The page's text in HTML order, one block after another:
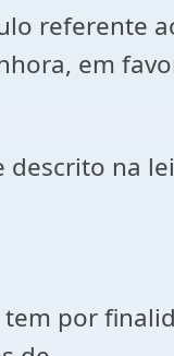
referente
em
descrito na lei
por